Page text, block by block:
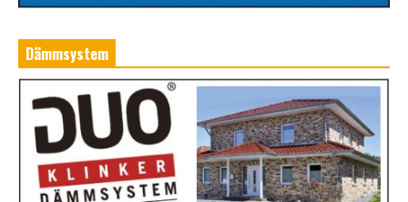
Dämmsystem